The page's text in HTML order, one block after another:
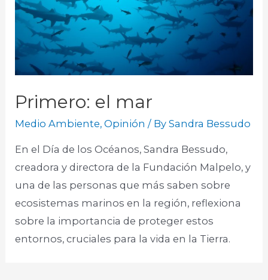
Primero: el mar
Medio Ambiente,Opinión / BySandra Bessudo
En el Día de los Océanos, Sandra Bessudo,
creadora y directora de la Fundación Malpelo, y
una de las personas que más saben sobre
ecosistemas marinos en la región, reflexiona
sobre la importancia de proteger estos
entornos, cruciales para la vida en la Tierra.